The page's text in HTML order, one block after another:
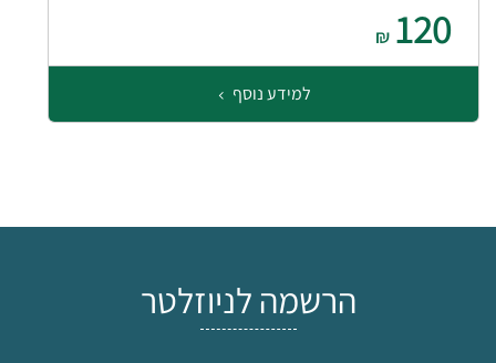
120
₪
למידע נוסף
הרשמה לניוזלטר